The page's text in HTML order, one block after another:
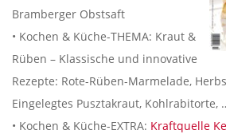
Bramberger Obstsaft
• Kochen & Küche-THEMA: Kraut &
Rüben – Klassische und innovative
Rezepte: Rote-Rüben-Marmelade,
Eingelegtes Pusztakraut, Kohlrabitorte,
• Kochen & Küche-EXTRA: Kraftquelle